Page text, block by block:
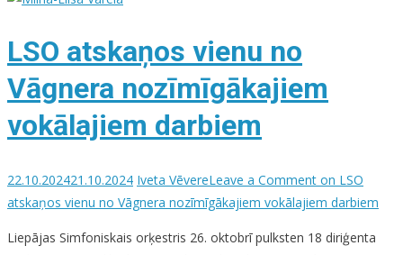
LSO atskaņos vienu no
Vāgnera nozīmīgākajiem
vokālajiem darbiem
22.10.202421.10.2024 Iveta VēvereLeave a Comment on LSO
atskaņos vienu no Vāgnera nozīmīgākajiem vokālajiem darbiem
Liepājas Simfoniskais orķestris 26. oktobrī pulksten 18 diriģenta